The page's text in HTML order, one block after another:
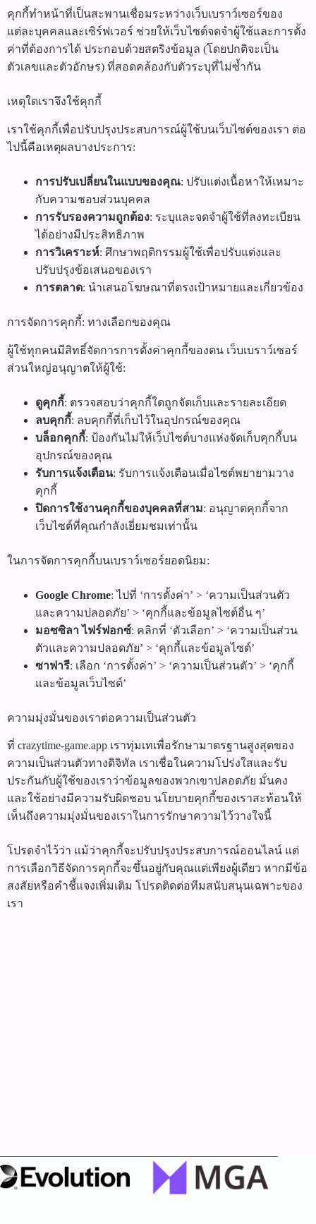
คุกกี้ทำหน้าที่เป็นสะพานเชื่อมระหว่างเว็บเบราว์เซอร์ของ
แต่ละบุคคลและเซิร์ฟเวอร์ ช่วยให้เว็บไซต์จดจำผู้ใช้และการตั้ง
ค่าที่ต้องการได้ ประกอบด้วยสตริงข้อมูล (โดยปกติจะเป็น
ตัวเลขและตัวอักษร) ที่สอดคล้องกับตัวระบุที่ไม่ซ้ำกัน
เหตุใดเราจึงใช้คุกกี้
เราใช้คุกกี้เพื่อปรับปรุงประสบการณ์ผู้ใช้บนเว็บไซต์ของเรา ต่อ
ไปนี้คือเหตุผลบางประการ:
การปรับเปลี่ยนในแบบของคุณ: ปรับแต่งเนื้อหาให้เหมาะ
กับความชอบส่วนบุคคล
การรับรองความถูกต้อง: ระบุและจดจำผู้ใช้ที่ลงทะเบียน
ได้อย่างมีประสิทธิภาพ
การวิเคราะห์: ศึกษาพฤติกรรมผู้ใช้เพื่อปรับแต่งและ
ปรับปรุงข้อเสนอของเรา
การตลาด: นำเสนอโฆษณาที่ตรงเป้าหมายและเกี่ยวข้อง
การจัดการคุกกี้: ทางเลือกของคุณ
ผู้ใช้ทุกคนมีสิทธิ์จัดการการตั้งค่าคุกกี้ของตน เว็บเบราว์เซอร์
ส่วนใหญ่อนุญาตให้ผู้ใช้:
ดูคุกกี้: ตรวจสอบว่าคุกกี้ใดถูกจัดเก็บและรายละเอียด
ลบคุกกี้: ลบคุกกี้ที่เก็บไว้ในอุปกรณ์ของคุณ
บล็อกคุกกี้: ป้องกันไม่ให้เว็บไซต์บางแห่งจัดเก็บคุกกี้บน
อุปกรณ์ของคุณ
รับการแจ้งเตือน: รับการแจ้งเตือนเมื่อไซต์พยายามวาง
คุกกี้
ปิดการใช้งานคุกกี้ของบุคคลที่สาม: อนุญาตคุกกี้จาก
เว็บไซต์ที่คุณกำลังเยี่ยมชมเท่านั้น
ในการจัดการคุกกี้บนเบราว์เซอร์ยอดนิยม:
Google Chrome: ไปที่ ‘การตั้งค่า’ > ‘ความเป็นส่วนตัว
และความปลอดภัย’ > ‘คุกกี้และข้อมูลไซต์อื่น ๆ’
มอซซิลา ไฟร์ฟอกซ์: คลิกที่ ‘ตัวเลือก’ > ‘ความเป็นส่วน
ตัวและความปลอดภัย’ > ‘คุกกี้และข้อมูลไซต์’
ซาฟารี: เลือก ‘การตั้งค่า’ > ‘ความเป็นส่วนตัว’ > ‘คุกกี้
และข้อมูลเว็บไซต์’
ความมุ่งมั่นของเราต่อความเป็นส่วนตัว
ที่ crazytime-game.app เราทุ่มเทเพื่อรักษามาตรฐานสูงสุดของ
ความเป็นส่วนตัวทางดิจิทัล เราเชื่อในความโปร่งใสและรับ
ประกันกับผู้ใช้ของเราว่าข้อมูลของพวกเขาปลอดภัย มั่นคง
และใช้อย่างมีความรับผิดชอบ นโยบายคุกกี้ของเราสะท้อนให้
เห็นถึงความมุ่งมั่นของเราในการรักษาความไว้วางใจนี้
โปรดจำไว้ว่า แม้ว่าคุกกี้จะปรับปรุงประสบการณ์ออนไลน์ แต่
การเลือกวิธีจัดการคุกกี้จะขึ้นอยู่กับคุณแต่เพียงผู้เดียว หากมีข้อ
สงสัยหรือคำชี้แจงเพิ่มเติม โปรดติดต่อทีมสนับสนุนเฉพาะของ
เรา